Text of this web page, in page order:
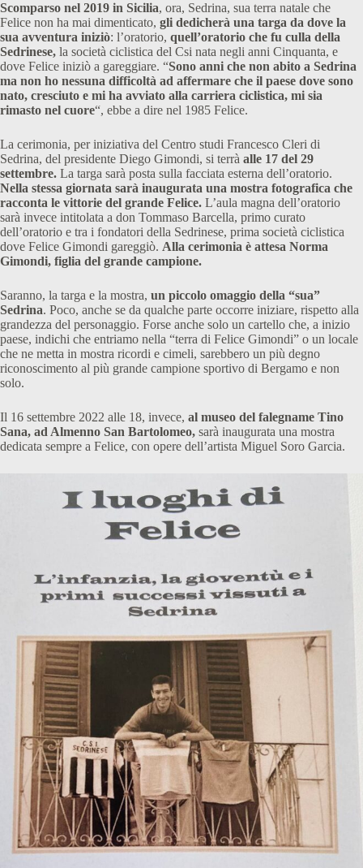
Scomparso nel 2019 in Sicilia, ora, Sedrina, sua terra natale che
Felice non ha mai dimenticato, gli dedicherà una targa da dove la
sua avventura iniziò: l’oratorio, quell’oratorio che fu culla della
Sedrinese, la società ciclistica del Csi nata negli anni Cinquanta, e
dove Felice iniziò a gareggiare. “Sono anni che non abito a Sedrina
ma non ho nessuna difficoltà ad affermare che il paese dove sono
nato, cresciuto e mi ha avviato alla carriera ciclistica, mi sia
rimasto nel cuore“, ebbe a dire nel 1985 Felice.
La cerimonia, per iniziativa del Centro studi Francesco Cleri di
Sedrina, del presidente Diego Gimondi, si terrà alle 17 del 29
settembre. La targa sarà posta sulla facciata esterna dell’oratorio.
Nella stessa giornata sarà inaugurata una mostra fotografica che
racconta le vittorie del grande Felice. L’aula magna dell’oratorio
sarà invece intitolata a don Tommaso Barcella, primo curato
dell’oratorio e tra i fondatori della Sedrinese, prima società ciclistica
dove Felice Gimondi gareggiò. Alla cerimonia è attesa Norma
Gimondi, figlia del grande campione.
Saranno, la targa e la mostra, un piccolo omaggio della “sua”
Sedrina. Poco, anche se da qualche parte occorre iniziare, rispetto alla
grandezza del personaggio. Forse anche solo un cartello che, a inizio
paese, indichi che entriamo nella “terra di Felice Gimondi” o un locale
che ne metta in mostra ricordi e cimeli, sarebbero un più degno
riconoscimento al più grande campione sportivo di Bergamo e non
solo.
Il 16 settembre 2022 alle 18, invece, al museo del falegname Tino
Sana, ad Almenno San Bartolomeo, sarà inaugurata una mostra
dedicata sempre a Felice, con opere dell’artista Miguel Soro Garcia.